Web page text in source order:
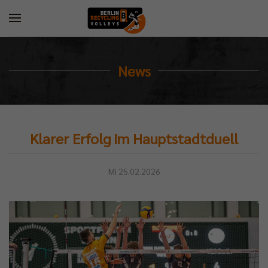
News
Klarer Erfolg im Hauptstadtduell
Mi 25.02.2026